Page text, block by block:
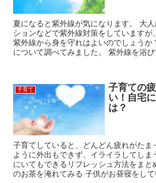
夏になると紫外線が気になります。 大
ションなどで紫外線対策をしています
紫外線から身を守れはよいのでしょう
について調べてみました。 紫外線を浴び
子育て
子育ての
い！自宅
は？
子育てしていると、どんどん疲れがたま
ように外出もできず、イライラしてし
にいてもできるリフレッシュ方法をまと
のお茶を淹れてみる 子供がお昼寝をし